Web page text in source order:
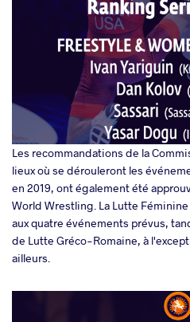
Les recommandations de la
lieux où se dérouleront les
en 2019, ont également été
World Wrestling. La Lutte
aux quatre événements prévus,
de Lutte Gréco-Romaine, à
ailleurs.